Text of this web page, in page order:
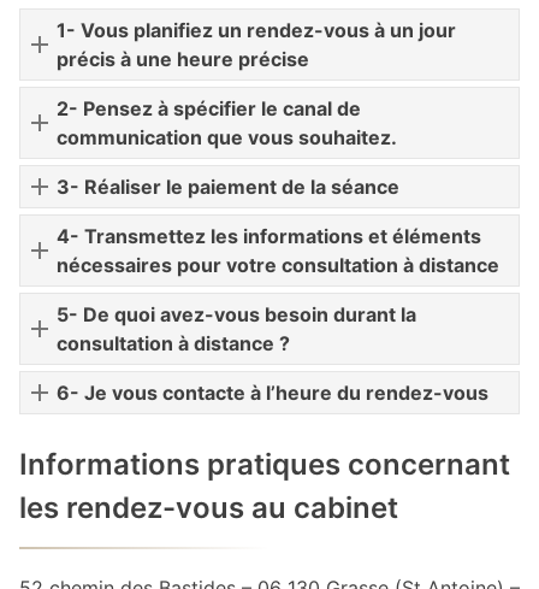
1- Vous planifiez un rendez-vous à un jour
précis à une heure précise
2- Pensez à spécifier le canal de
communication que vous souhaitez.
3- Réaliser le paiement de la séance
4- Transmettez les informations et éléments
nécessaires pour votre consultation à distance
5- De quoi avez-vous besoin durant la
consultation à distance ?
6- Je vous contacte à l’heure du rendez-vous
Informations pratiques concernant
les rendez-vous au cabinet